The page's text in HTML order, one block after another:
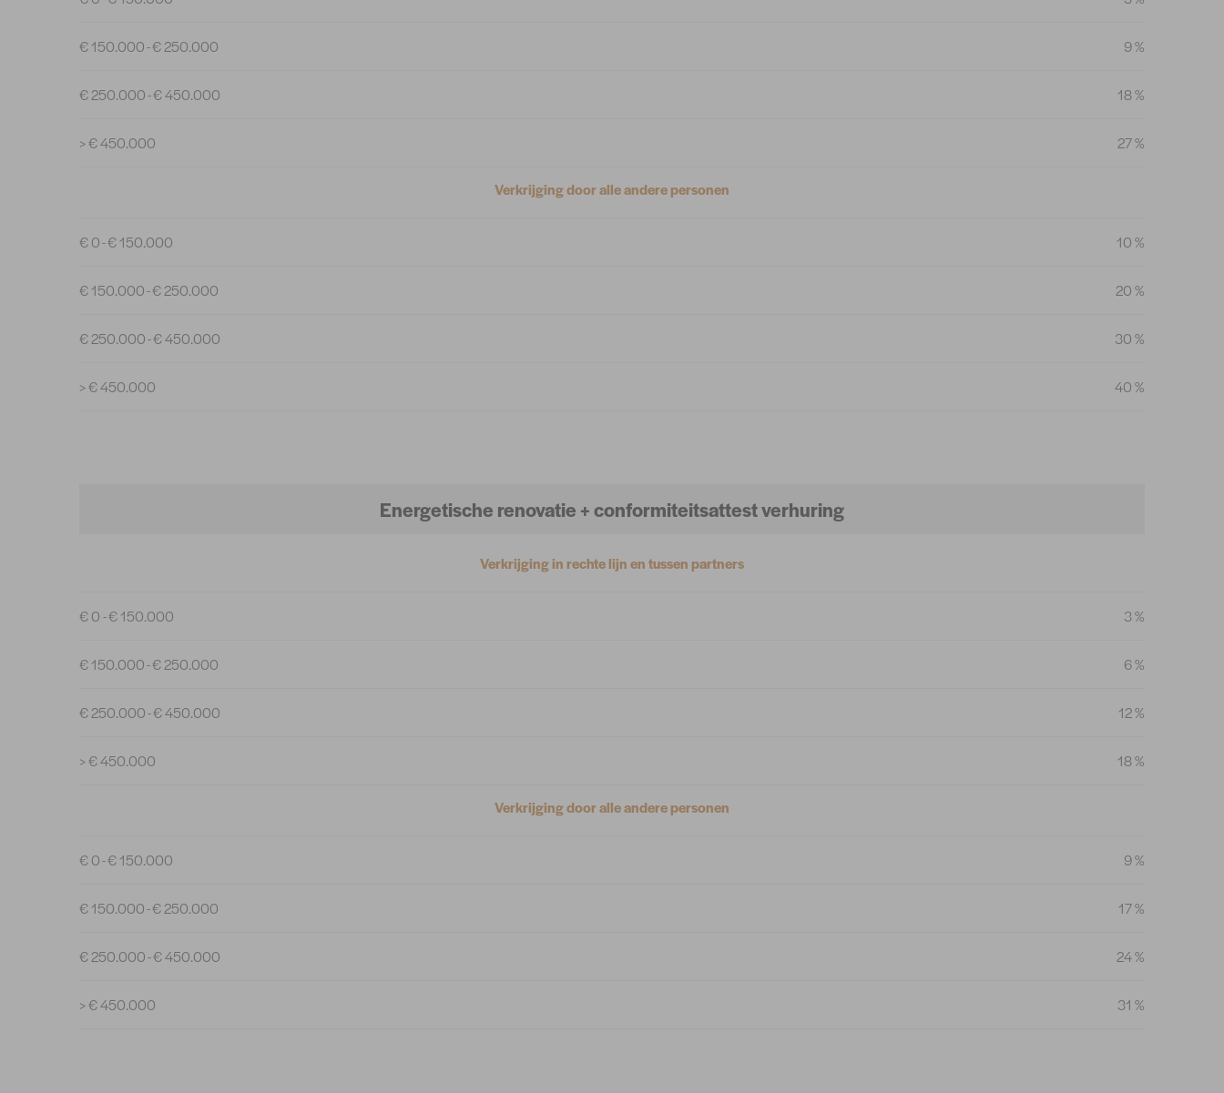
€ 150.000 - € 250.000 9 %
€ 250.000 - € 450.000 18 %
> € 450.000 27 %
Verkrijging door alle andere personen
€ 0 - € 150.000 10 %
€ 150.000 - € 250.000 20 %
€ 250.000 - € 450.000 30 %
> € 450.000 40 %
Energetische renovatie + conformiteitsattest verhuring
Verkrijging in rechte lijn en tussen partners
€ 0 - € 150.000 3 %
€ 150.000 - € 250.000 6 %
€ 250.000 - € 450.000 12 %
> € 450.000 18 %
Verkrijging door alle andere personen
€ 0 - € 150.000 9 %
€ 150.000 - € 250.000 17 %
€ 250.000 - € 450.000 24 %
> € 450.000 31 %